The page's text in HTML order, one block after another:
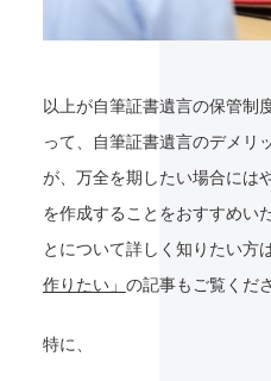
以上が自筆証書遺言の保管制
って、自筆証書遺言のデメリ
が、万全を期したい場合には
を作成することをおすすめい
とについて詳しく知りたい方は
作りたい」 の記事もご覧くだ
特に、